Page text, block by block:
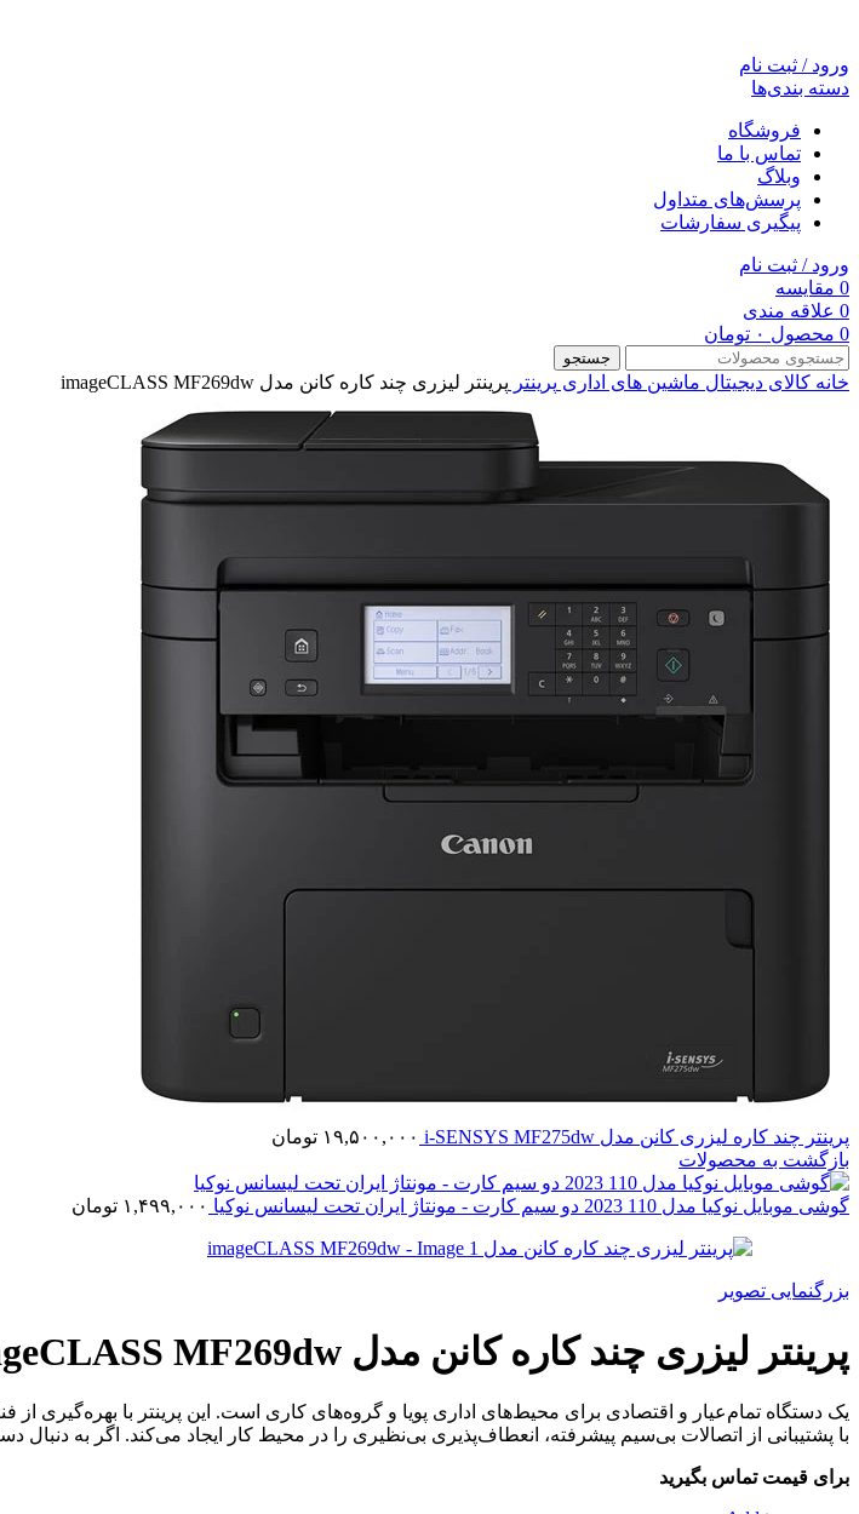
ورود / ثبت نام
دسته بندی‌ها
فروشگاه
تماس با ما
وبلاگ
پرسش‌های متداول
پیگیری سفارشات
ورود / ثبت نام
0 مقایسه
0 علاقه مندی
0 محصول ۰ تومان
جستجو
خانه کالای دیجیتال ماشین های اداری پرینتر پرینتر لیزری چند کاره کانن مدل imageCLASS MF269dw
پرینتر چند کاره لیزری کانن مدل i-SENSYS MF275dw ۱۹,۵۰۰,۰۰۰ تومان
بازگشت به محصولات
گوشی موبایل نوکیا مدل 110 2023 دو سیم کارت - مونتاژ ایران تحت لیسانس نوکیا ۱,۴۹۹,۰۰۰ تومان
بزرگنمایی تصویر
پرینتر لیزری چند کاره کانن مدل imageCLASS MF269dw
یک دستگاه تمام‌عیار و اقتصادی برای محیط‌های اداری پویا و گروه‌های کاری است. این پرینتر با بهره‌گیری
با پشتیبانی از اتصالات بی‌سیم پیشرفته، انعطاف‌پذیری بی‌نظیری را در محیط کار ایجاد می‌کند. اگر به
برای قیمت تماس بگیرید